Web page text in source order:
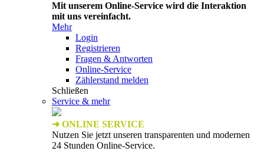
Mit unserem Online-Service wird die Interaktion
mit uns vereinfacht.
Mehr
Login
Registrieren
Fragen & Antworten
Online-Service
Zählerstand melden
Schließen
Service & mehr
➜ ONLINE SERVICE
Nutzen Sie jetzt unseren transparenten und modernen
24 Stunden Online-Service.